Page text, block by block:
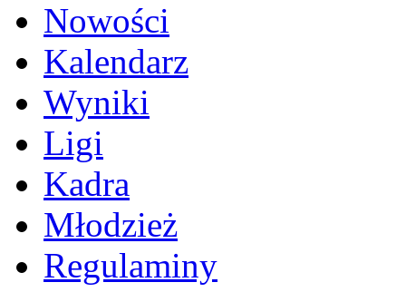
Nowości
Kalendarz
Wyniki
Ligi
Kadra
Młodzież
Regulaminy